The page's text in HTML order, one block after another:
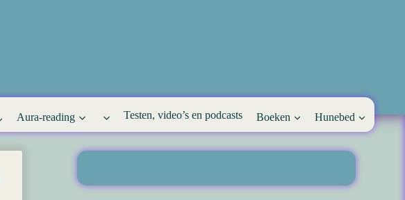
Aura-reading Testen, video’s en podcasts Boeken Hunebed